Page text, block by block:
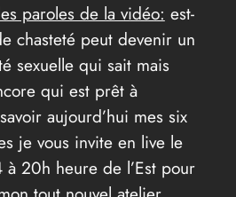
paroles de la vidéo: est-
chasteté peut devenir un
sexuelle qui sait mais
qui est prêt à
aujourd’hui mes six
je vous invite en live le
20h heure de l’Est pour